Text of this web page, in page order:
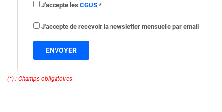
J'accepte les CGUS *
J'accepte de recevoir la newsletter mensuelle par email
ENVOYER
(*) : Champs obligatoires